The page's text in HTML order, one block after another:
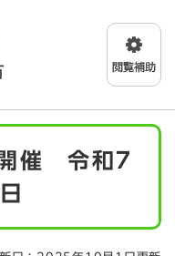
本文へ
催 令和7